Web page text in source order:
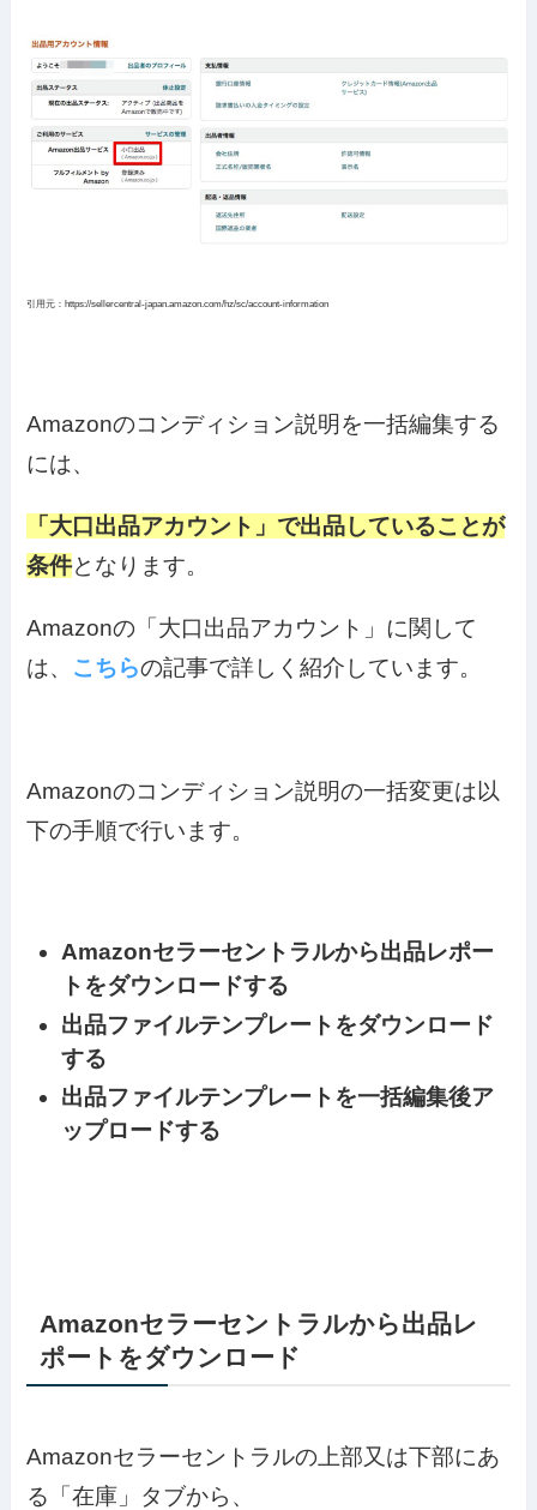
引用元：https://sellercentral-japan.amazon.com/hz/sc/account-information
Amazonのコンディション説明を一括編集する
には、
「大口出品アカウント」で出品していることが
条件となります。
Amazonの「大口出品アカウント」に関して
は、 こちらの記事で詳しく紹介しています。
Amazonのコンディション説明の一括変更は以
下の手順で行います。
Amazonセラーセントラルから出品レポー
トをダウンロードする
出品ファイルテンプレートをダウンロード
する
出品ファイルテンプレートを一括編集後ア
ップロードする
Amazonセラーセントラルから出品レ
ポートをダウンロード
Amazonセラーセントラルの上部又は下部にあ
る「在庫」タブから、